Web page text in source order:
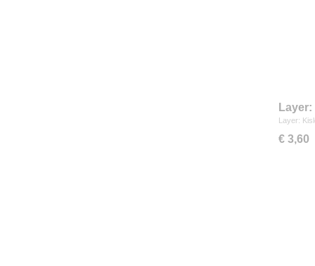
Layer:
€ 3,60